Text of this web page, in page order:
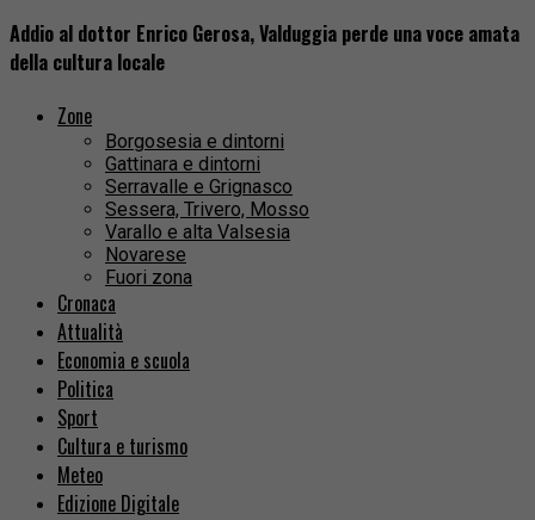
Addio al dottor Enrico Gerosa, Valduggia perde una voce amata
della cultura locale
Zone
Borgosesia e dintorni
Gattinara e dintorni
Serravalle e Grignasco
Sessera, Trivero, Mosso
Varallo e alta Valsesia
Novarese
Fuori zona
Cronaca
Attualità
Economia e scuola
Politica
Sport
Cultura e turismo
Meteo
Edizione Digitale